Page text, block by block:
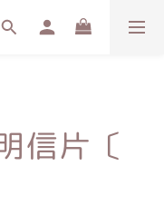
信片〔